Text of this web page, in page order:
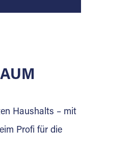
Partner und
Haushalts – mit
Profi für die